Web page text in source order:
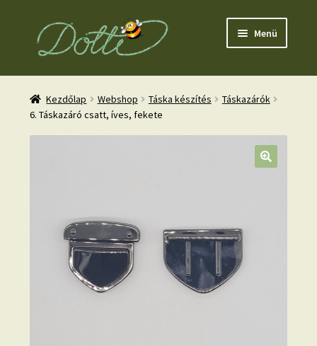
Ugrás
Kilépés
Menü
Kezdőlap Webshop Táska készítés
Táskazárók
6. Táskazáró csatt, íves, fekete